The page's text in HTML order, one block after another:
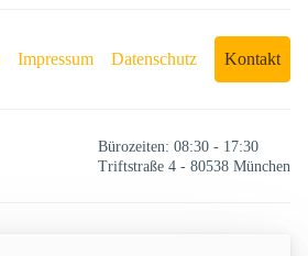
Impressum Datenschutz Kontakt
Bürozeiten: 08:30 - 17:30
Triftstraße 4 - 80538 München